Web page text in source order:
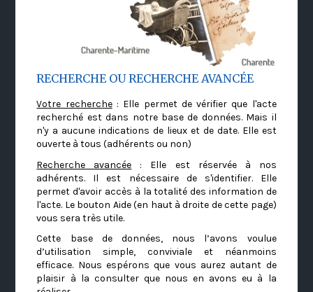
RECHERCHE OU RECHERCHE AVANCÉE
Votre recherche: Elle permet de vérifier que l'acte
recherché est dans notre base de données. Mais il
n'y a aucune indications de lieux et de date. Elle est
ouverte à tous (adhérents ou non)
Recherche avancée : Elle est réservée à nos
adhérents. Il est nécessaire de s'identifier. Elle
permet d'avoir accès à la totalité des information de
l'acte. Le bouton Aide (en haut à droite de cette page)
vous sera très utile.
Cette base de données, nous l’avons voulue
d’utilisation simple, conviviale et néanmoins
efficace. Nous espérons que vous aurez autant de
plaisir à la consulter que nous en avons eu à la